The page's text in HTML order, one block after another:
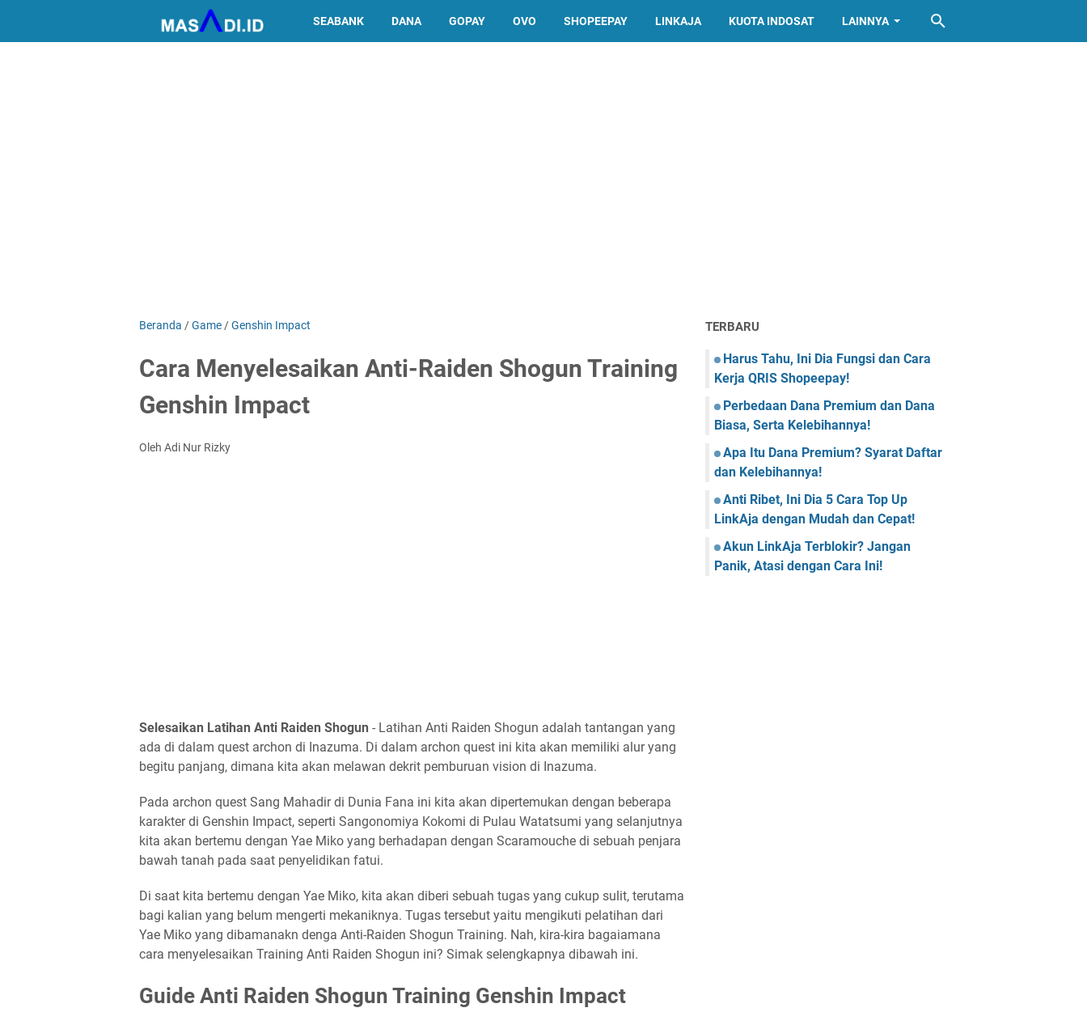
SEABANK DANA GOPAY OVO SHOPEEPAY LINKAJA KUOTA INDOSAT LAINNYA
Beranda /Game /Genshin Impact
Cara Menyelesaikan Anti-Raiden Shogun Training
Genshin Impact
Oleh Adi Nur Rizky
Selesaikan Latihan Anti Raiden Shogun - Latihan Anti Raiden Shogun adalah tantangan yang
ada di dalam quest archon di Inazuma. Di dalam archon quest ini kita akan memiliki alur yang
begitu panjang, dimana kita akan melawan dekrit pemburuan vision di Inazuma.
Pada archon quest Sang Mahadir di Dunia Fana ini kita akan dipertemukan dengan beberapa
karakter di Genshin Impact, seperti Sangonomiya Kokomi di Pulau Watatsumi yang selanjutnya
kita akan bertemu dengan Yae Miko yang berhadapan dengan Scaramouche di sebuah penjara
bawah tanah pada saat penyelidikan fatui.
Di saat kita bertemu dengan Yae Miko, kita akan diberi sebuah tugas yang cukup sulit, terutama
bagi kalian yang belum mengerti mekaniknya. Tugas tersebut yaitu mengikuti pelatihan dari
Yae Miko yang dibamanakn denga Anti-Raiden Shogun Training. Nah, kira-kira bagaiamana
cara menyelesaikan Training Anti Raiden Shogun ini? Simak selengkapnya dibawah ini.
Guide Anti Raiden Shogun Training Genshin Impact
TERBARU
Harus Tahu, Ini Dia Fungsi dan Cara
Kerja QRIS Shopeepay!
Perbedaan Dana Premium dan Dana
Biasa, Serta Kelebihannya!
Apa Itu Dana Premium? Syarat Daftar
dan Kelebihannya!
Anti Ribet, Ini Dia 5 Cara Top Up
LinkAja dengan Mudah dan Cepat!
Akun LinkAja Terblokir? Jangan
Panik, Atasi dengan Cara Ini!